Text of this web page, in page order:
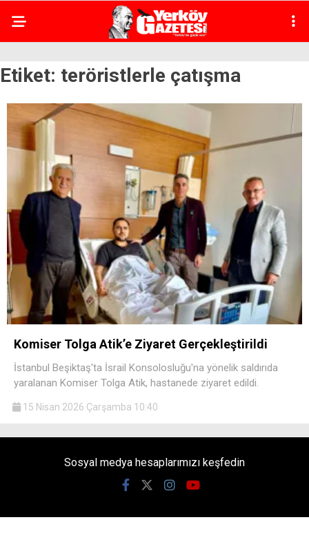
Etiket: teröristlerle çatışma
Komiser Tolga Atik’e Ziyaret Gerçekleştirildi
İstanbul Beşiktaş'ta İsrail Konsolosluğu'na yönelik saldırıda
yaralanan Komiser Tolga Atik, hastanede ziyaret edildi.
15 Nisan 2026 Çarşamba 10:40
Sosyal medya hesaplarımızı keşfedin